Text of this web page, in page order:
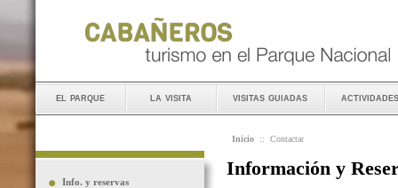
el parque la visita visitas guiadas actividades
Info. y reservas
Inicio :: Contactar
Información y